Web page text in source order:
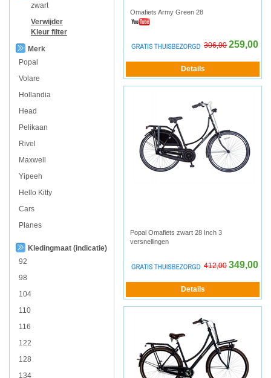
zwart
Verwijder
Kleur filter
Merk
Popal
Volare
Hollandia
Head
Pelikaan
Rivel
Maxwell
Yipeeh
Hello Kitty
Cars
Planes
Kledingmaat (indicatie)
92
98
104
110
116
122
128
134
Omafiets Army Green 28
306,00 259,00
Popal Omafiets zwart 28 Inch 3
versnellingen
412,00 349,00